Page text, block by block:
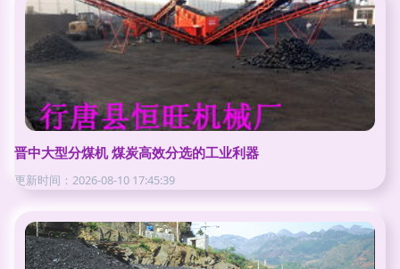
晋中大型分煤机 煤炭高效分选的工业利器
更新时间：2026-08-10 17:45:39